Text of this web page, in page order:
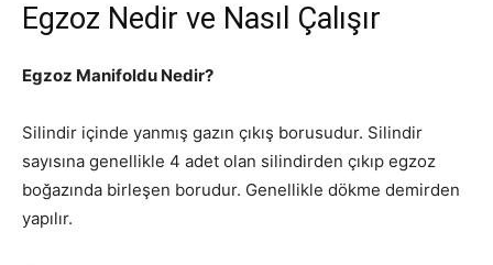
Egzoz Nedir ve Nasıl Çalışır
Egzoz Manifoldu Nedir?
Silindir içinde yanmış gazın çıkış borusudur. Silindir
sayısına genellikle 4 adet olan silindirden çıkıp egzoz
boğazında birleşen borudur. Genellikle dökme demirden
yapılır.